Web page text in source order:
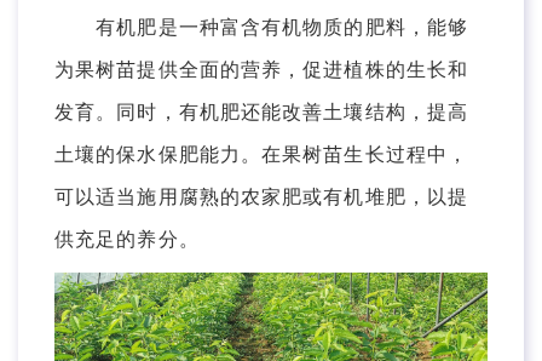
有机肥是一种富含有机物质的肥料，能够
为果树苗提供全面的营养，促进植株的生长和
发育。同时，有机肥还能改善土壤结构，提高
土壤的保水保肥能力。在果树苗生长过程中，
可以适当施用腐熟的农家肥或有机堆肥，以提
供充足的养分。